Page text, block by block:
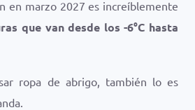
en marzo 2027 es increíblemente
que van desde los-6°C hasta
ropa de abrigo, también lo es